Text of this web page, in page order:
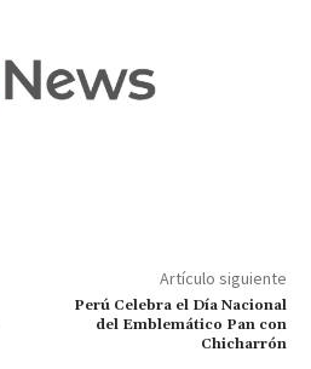
Artículo siguiente
Perú Celebra el Día Nacional
del Emblemático Pan con
Chicharrón